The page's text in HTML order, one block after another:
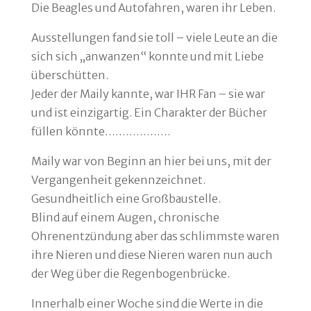
Die Beagles und Autofahren, waren ihr Leben.
Ausstellungen fand sie toll – viele Leute an die
sich sich „anwanzen“ konnte und mit Liebe
überschütten.
Jeder der Maily kannte, war IHR Fan – sie war
und ist einzigartig. Ein Charakter der Bücher
füllen könnte……………….
Maily war von Beginn an hier bei uns, mit der
Vergangenheit gekennzeichnet.
Gesundheitlich eine Großbaustelle.
Blind auf einem Augen, chronische
Ohrenentzündung aber das schlimmste waren
ihre Nieren und diese Nieren waren nun auch
der Weg über die Regenbogenbrücke.
Innerhalb einer Woche sind die Werte in die